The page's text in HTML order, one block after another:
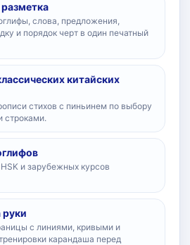
слова, предложения,
и порядок черт в один печатный
китайских
стихов с пиньинем по выбору
строками.
и зарубежных курсов
руки
с линиями, кривыми и
карандаша перед